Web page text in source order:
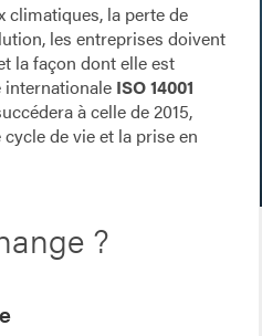
climatiques, la perte de
les entreprises doivent
la façon dont elle est
ISO 14001
à celle de 2015,
de vie et la prise en
?